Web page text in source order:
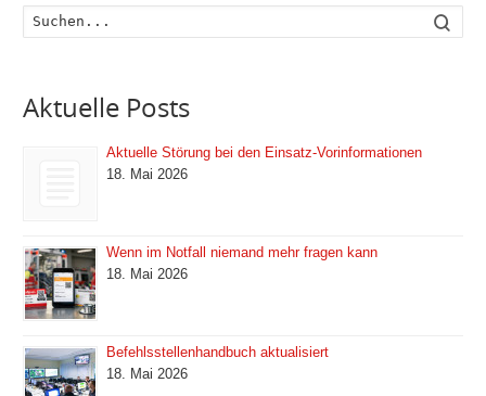
Aktuelle Posts
Aktuelle Störung bei den Einsatz-Vorinformationen
18. Mai 2026
Wenn im Notfall niemand mehr fragen kann
18. Mai 2026
Befehlsstellenhandbuch aktualisiert
18. Mai 2026